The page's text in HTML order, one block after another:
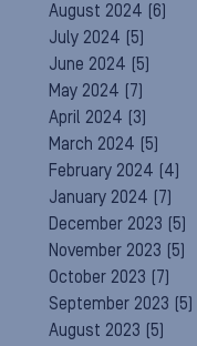
August 2024 (6)
July 2024 (5)
June 2024 (5)
May 2024 (7)
April 2024 (3)
March 2024 (5)
February 2024 (4)
January 2024 (7)
December 2023 (5)
November 2023 (5)
October 2023 (7)
September 2023 (5)
August 2023 (5)